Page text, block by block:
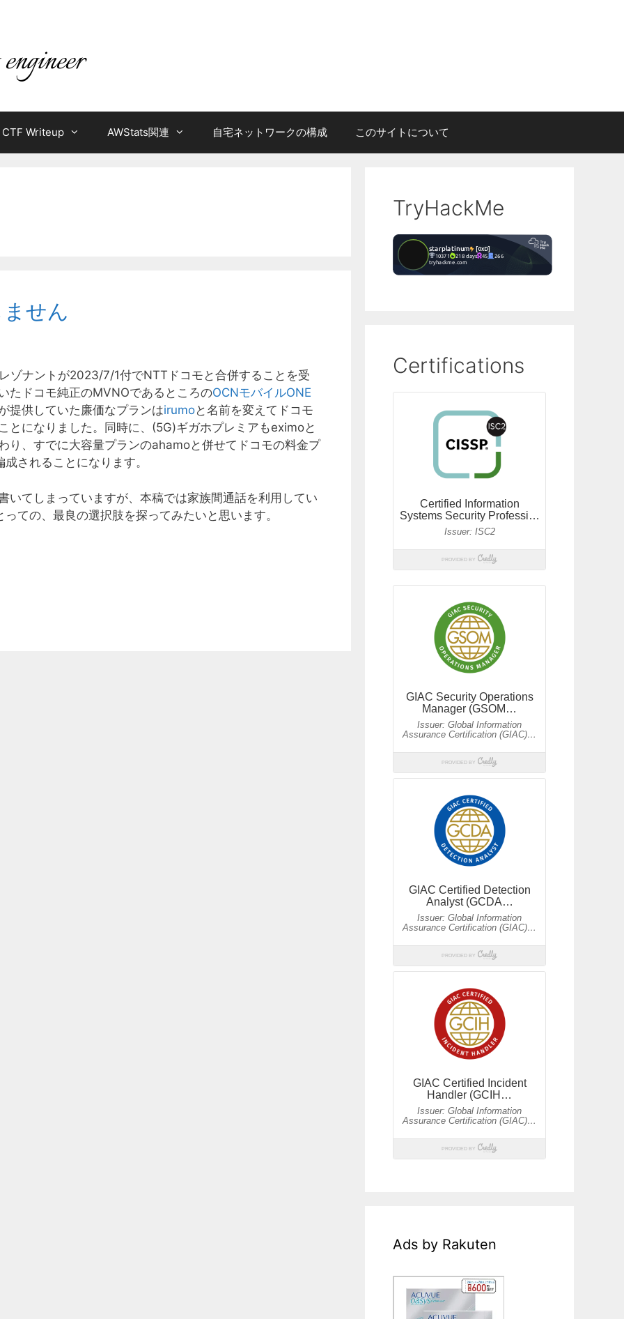
CTF Writeup AWStats関連 自宅ネットワークの構成 このサイトについて
せん
ナントが2023/7/1付でNTTドコモと合併することを受
たドコモ純正のMVNOであるところのOCNモバイルONE
提供していた廉価なプランはirumoと名前を変えてドコモ
とになりました。同時に、(5G)ギガホプレミアもeximoと
り、すでに大容量プランのahamoと併せてドコモの料金プ
されることになります。
てしまっていますが、本稿では家族間通話を利用してい
ての、最良の選択肢を探ってみたいと思います。
TryHackMe
Certifications
Ads by Rakuten